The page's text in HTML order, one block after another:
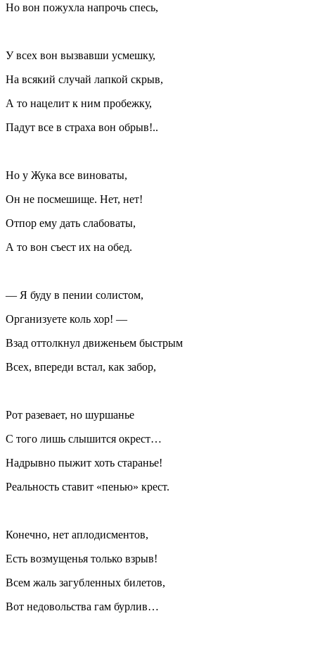
Но вон пожухла напрочь спесь,
У всех вон вызвавши усмешку,
На всякий случай лапкой скрыв,
А то нацелит к ним пробежку,
Падут все в страха вон обрыв!..
Но у Жука все виноваты,
Он не посмешище. Нет, нет!
Отпор ему дать слабоваты,
А то вон съест их на обед.
— Я буду в пении солистом,
Организуете коль хор! —
Взад оттолкнул движеньем быстрым
Всех, впереди встал, как забор,
Рот разевает, но шуршанье
С того лишь слышится окрест…
Надрывно пыжит хоть старанье!
Реальность ставит «пенью» крест.
Конечно, нет аплодисментов,
Есть возмущенья только взрыв!
Всем жаль загубленных билетов,
Вот недовольства гам бурлив…